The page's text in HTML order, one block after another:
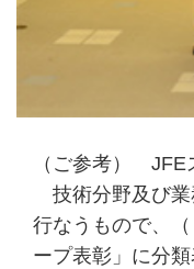
（ご参考） JFE
技術分野及び
行なうもので、
ープ表彰」に分